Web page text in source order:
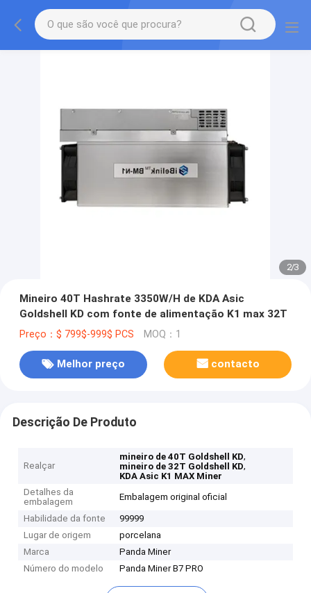
2/3
Mineiro 40T Hashrate 3350W/H de KDA Asic
Goldshell KD com fonte de alimentação K1 max 32T
Preço：$ 799$-999$ PCS MOQ：1
Melhor preço contacto
Descrição De Produto
Realçar
mineiro de 40T Goldshell KD,
mineiro de 32T Goldshell KD,
KDA Asic K1 MAX Miner
Detalhes da
embalagem
Embalagem original oficial
Habilidade da fonte
99999
Lugar de origem
porcelana
Marca
Panda Miner
Número do modelo
Panda Miner B7 PRO